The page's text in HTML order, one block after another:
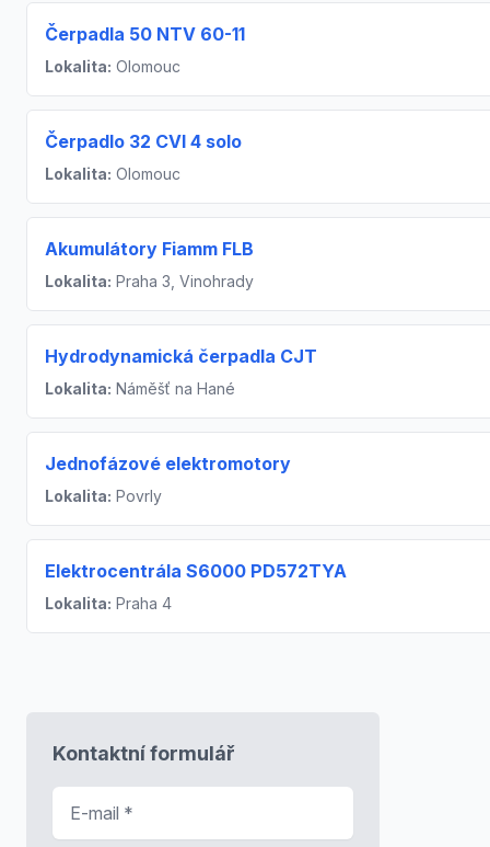
Čerpadla 50 NTV 60-11
Lokalita: Olomouc
Čerpadlo 32 CVI 4 solo
Lokalita: Olomouc
Akumulátory Fiamm FLB
Lokalita: Praha 3, Vinohrady
Hydrodynamická čerpadla CJT
Lokalita: Náměšť na Hané
Jednofázové elektromotory
Lokalita: Povrly
Elektrocentrála S6000 PD572TYA
Lokalita: Praha 4
Kontaktní formulář